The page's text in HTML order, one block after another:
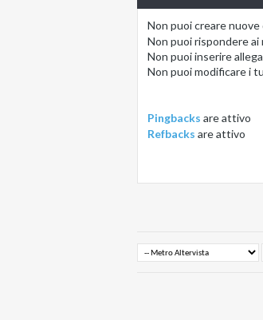
Non puoicreare nuove
Non puoirispondere ai
Non puoiinserire
Non puoimodificare i
Pingbacks areattivo
Refbacks areattivo